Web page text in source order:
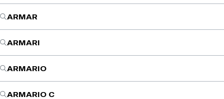
ARMAR
ARMARI
ARMARIO
ARMARIO C